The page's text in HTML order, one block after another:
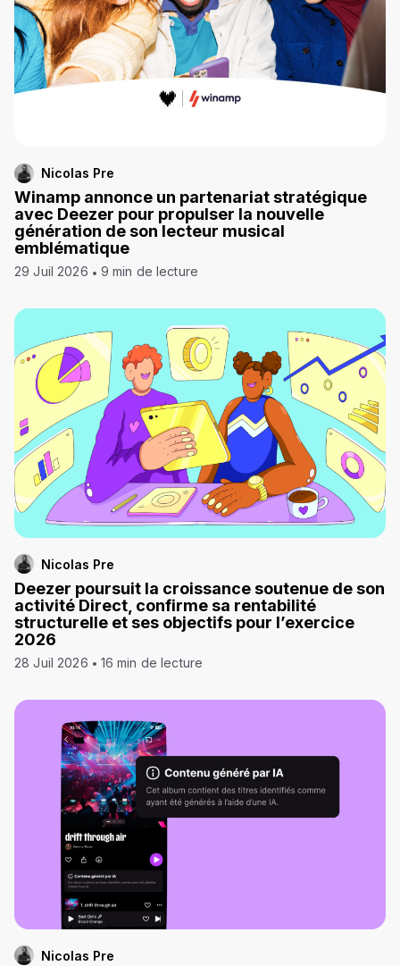
Nicolas Pre
Winamp annonce un partenariat stratégique
avec Deezer pour propulser la nouvelle
génération de son lecteur musical
emblématique
29 Juil 2026 9 min de lecture
Nicolas Pre
Deezer poursuit la croissance soutenue de son
activité Direct, confirme sa rentabilité
structurelle et ses objectifs pour l’exercice
2026
28 Juil 2026 16 min de lecture
Nicolas Pre